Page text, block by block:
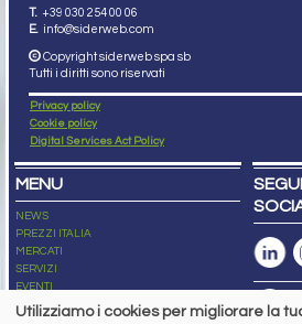
T. +39 030 254 00 06
E. info@siderweb.com
Copyright siderweb spa sb
Tutti i diritti sono riservati
Privacy policy
Cookie policy
Digital Services Act Policy
MENU
NEWS
PREZZI ITALIA
MERCATI
SERVIZI
EVENTI
ABBONAMENTI
Utilizziamo i cookies per migliorare la